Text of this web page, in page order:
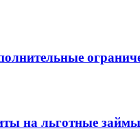
на льготные займы